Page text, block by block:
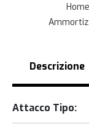
Home
Descrizione
Attacco Tipo: